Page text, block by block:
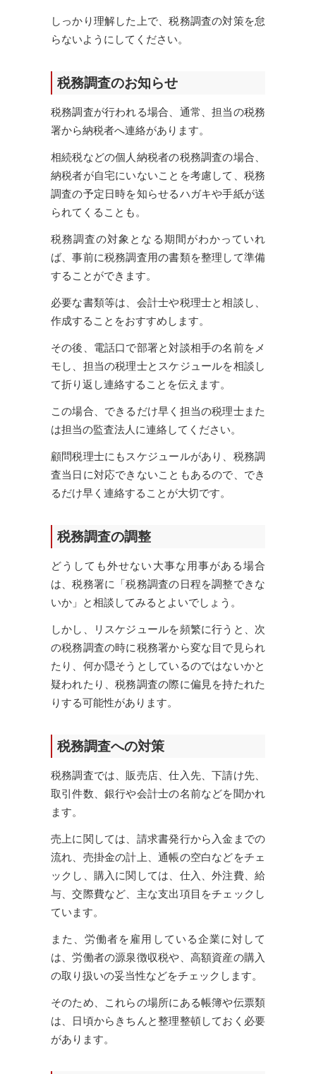
しっかり理解した上で、税務調査の対策を怠
らないようにしてください。
税務調査のお知らせ
税務調査が行われる場合、通常、担当の税務
署から納税者へ連絡があります。
相続税などの個人納税者の税務調査の場合、
納税者が自宅にいないことを考慮して、税務
調査の予定日時を知らせるハガキや手紙が送
られてくることも。
税務調査の対象となる期間がわかっていれ
ば、事前に税務調査用の書類を整理して準備
することができます。
必要な書類等は、会計士や税理士と相談し、
作成することをおすすめします。
その後、電話口で部署と対談相手の名前をメ
モし、担当の税理士とスケジュールを相談し
て折り返し連絡することを伝えます。
この場合、できるだけ早く担当の税理士また
は担当の監査法人に連絡してください。
顧問税理士にもスケジュールがあり、税務調
査当日に対応できないこともあるので、でき
るだけ早く連絡することが大切です。
税務調査の調整
どうしても外せない大事な用事がある場合
は、税務署に「税務調査の日程を調整できな
いか」と相談してみるとよいでしょう。
しかし、リスケジュールを頻繁に行うと、次
の税務調査の時に税務署から変な目で見られ
たり、何か隠そうとしているのではないかと
疑われたり、税務調査の際に偏見を持たれた
りする可能性があります。
税務調査への対策
税務調査では、販売店、仕入先、下請け先、
取引件数、銀行や会計士の名前などを聞かれ
ます。
売上に関しては、請求書発行から入金までの
流れ、売掛金の計上、通帳の空白などをチェ
ックし、購入に関しては、仕入、外注費、給
与、交際費など、主な支出項目をチェックし
ています。
また、労働者を雇用している企業に対して
は、労働者の源泉徴収税や、高額資産の購入
の取り扱いの妥当性などをチェックします。
そのため、これらの場所にある帳簿や伝票類
は、日頃からきちんと整理整頓しておく必要
があります。